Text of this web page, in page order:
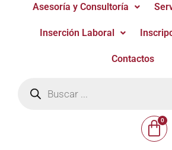
Asesoría y Consultoría
Inserción Laboral
Contactos